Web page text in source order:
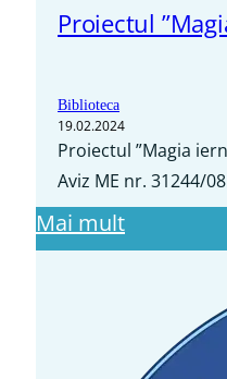
Proiectul
Biblioteca
19.02.2024
Proiectul ”Magia
Aviz ME nr. 31244/
Mai mult